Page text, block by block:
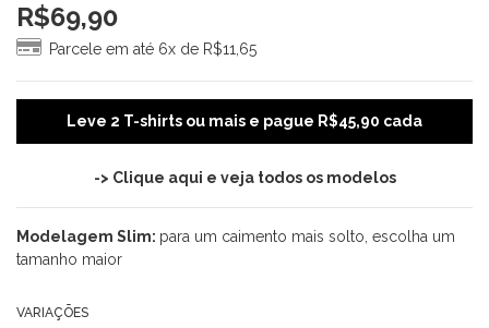
R$69,90
Parcele em até 6x de R$11,65
Leve 2 T-shirts ou mais e pague R$45,90 cada
-> Clique aqui e veja todos os modelos
Modelagem Slim: para um caimento mais solto, escolha um
tamanho maior
VARIAÇÕES